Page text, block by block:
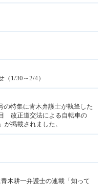
（1/30～2/4）
の特集に青木弁護士が執筆した
改正道交法による自転車の
が掲載されました。
木耕一弁護士の連載「知って